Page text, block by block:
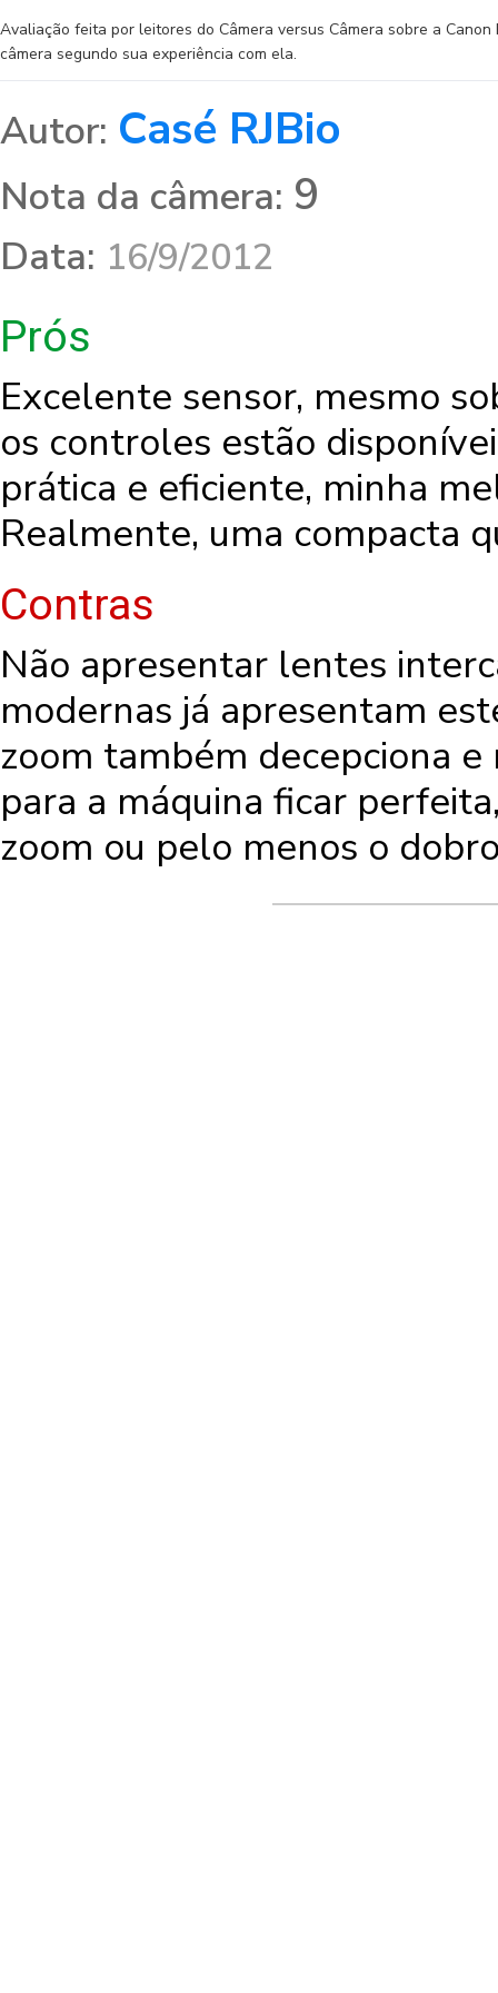
Avaliação feita por leitores do Câmera versus Câmera sobre a
câmera segundo sua experiência com ela.
Autor: Casé RJBio
Nota da câmera: 9
Data: 16/9/2012
Prós
Excelente sensor, mesmo
os controles estão
prática e eficiente, minha
Realmente, uma compacta
Contras
Não apresentar lentes
modernas já apresentam
zoom também decepciona
para a máquina ficar
zoom ou pelo menos o